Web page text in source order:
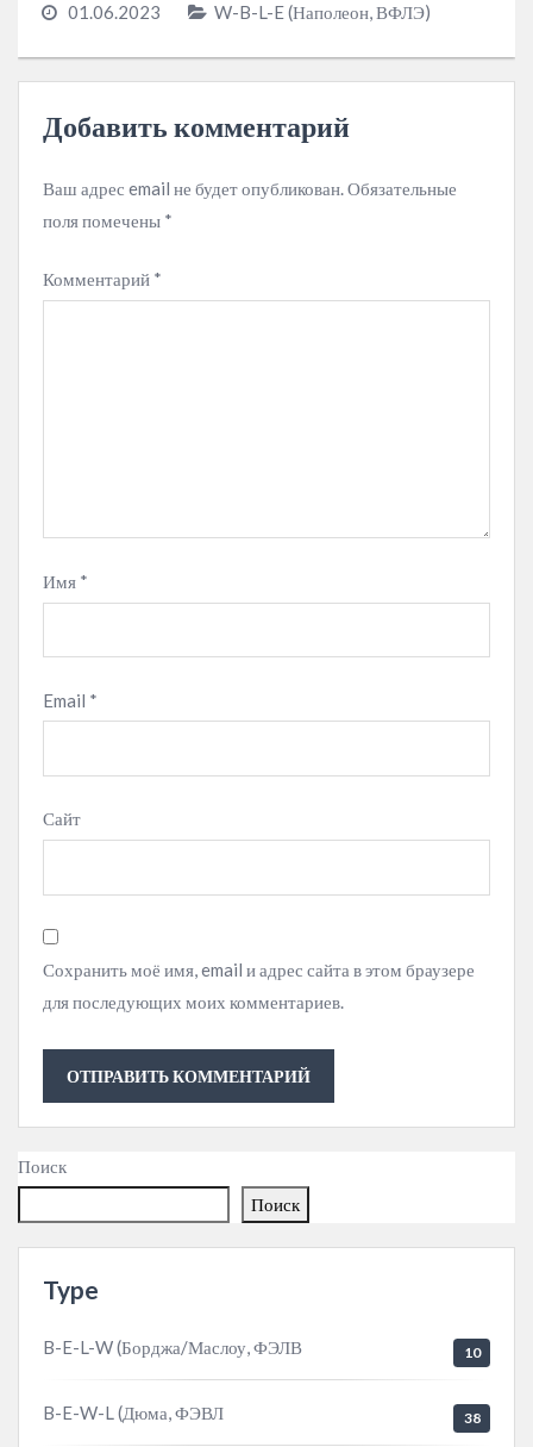
01.06.2023 W-B-L-E (Наполеон, ВФЛЭ)
Добавить комментарий
Ваш адрес email не будет опубликован. Обязательные
поля помечены *
Комментарий *
Имя *
Email *
Сайт
Сохранить моё имя, email и адрес сайта в этом браузере
для последующих моих комментариев.
Поиск
Поиск
Type
B-E-L-W (Борджа/Маслоу, ФЭЛВ 10
B-E-W-L (Дюма, ФЭВЛ 38